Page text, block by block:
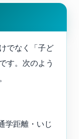
でなく「子ど
す。次のよう
学距離・いじ